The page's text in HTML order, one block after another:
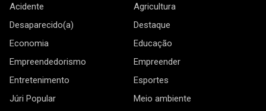
Acidente
Agricultura
Desaparecido(a)
Destaque
Economia
Educação
Empreendedorismo
Empreender
Entretenimento
Esportes
Júri Popular
Meio ambiente